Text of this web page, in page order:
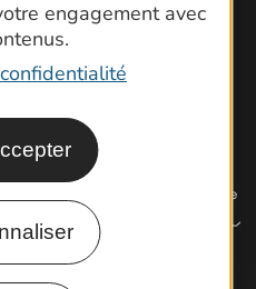
engagement avec